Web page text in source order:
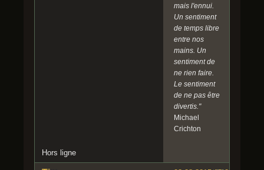
mais l'ennui.
Un sentiment
de temps libre
entre nos
mains. Un
sentiment de
ne rien faire.
Le sentiment
de ne pas être
divertis."
Michael
Crichton
Hors ligne